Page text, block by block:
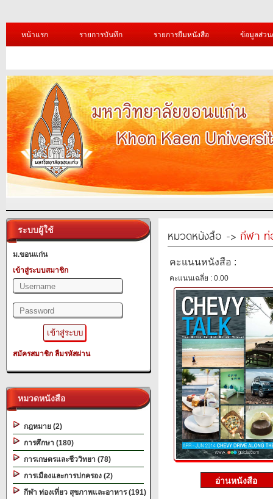
หน้าแรก รายการบันทึก รายการยืมหนังสือ ข้อมูลส่ว
ระบบผู้ใช้
ม.ขอนแก่น
เข้าสู่ระบบสมาชิก
สมัครสมาชิก ลืมรหัสผ่าน
หมวดหนังสือ
กฎหมาย (2)
การศึกษา (180)
การเกษตรและชีววิทยา (78)
การเมืองและการปกครอง (2)
กีฬา ท่องเที่ยว สุขภาพและอาหาร (191)
หมวดหนังสือ -> กีฬา ท่
คะแนนหนังสือ :
คะแนนเฉลี่ย : 0.00